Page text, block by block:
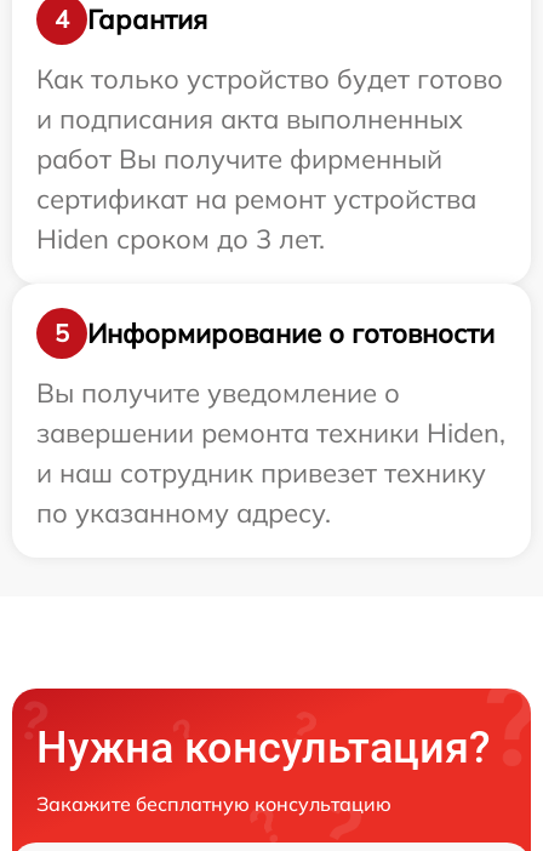
4
Гарантия
Как только устройство будет готово
и подписания акта выполненных
работ Вы получите фирменный
сертификат на ремонт устройства
Hiden сроком до 3 лет.
5
Информирование о готовности
Вы получите уведомление о
завершении ремонта техники Hiden,
и наш сотрудник привезет технику
по указанному адресу.
Нужна консультация?
Закажите бесплатную консультацию